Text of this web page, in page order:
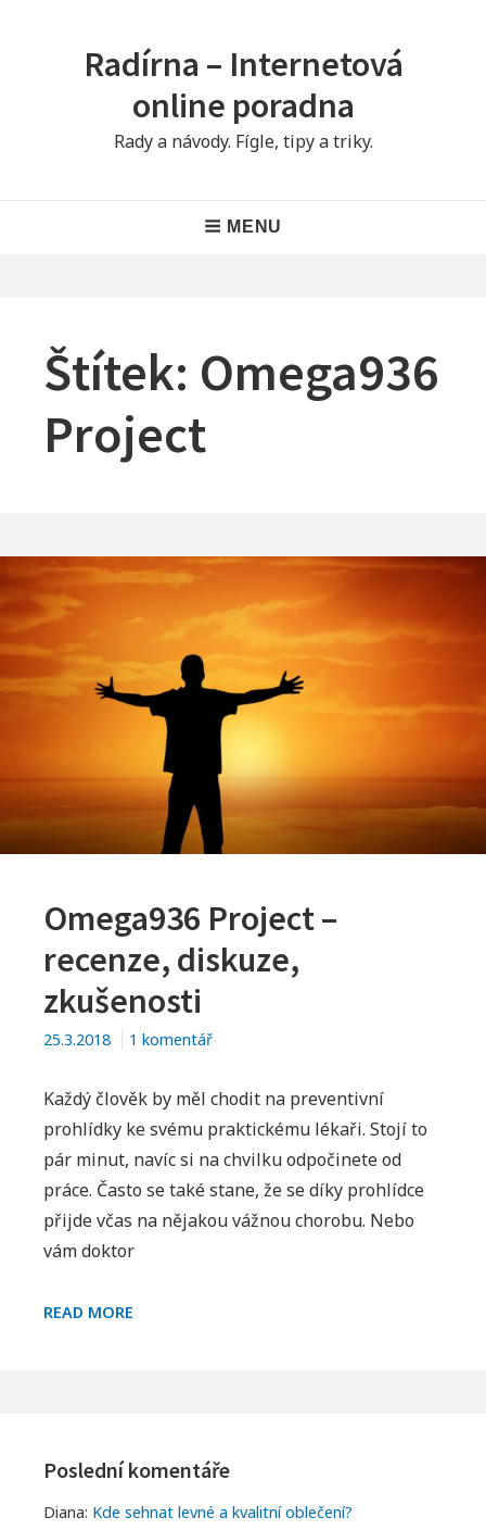
Radírna – Internetová
online poradna
Rady a návody. Fígle, tipy a triky.
MENU
Štítek: Omega936
Project
Omega936 Project –
recenze, diskuze,
zkušenosti
25.3.2018 1 komentářu
s
názvem
–
recenze,
Každý člověk by měl chodit na preventivní
prohlídky ke svému praktickému lékaři. Stojí to
pár minut, navíc si na chvilku odpočinete od
práce. Často se také stane, že se díky prohlídce
přijde včas na nějakou vážnou chorobu. Nebo
vám doktor
READ MORE
Widgets
Poslední komentáře
Diana: Kde sehnat levné a kvalitní oblečení?